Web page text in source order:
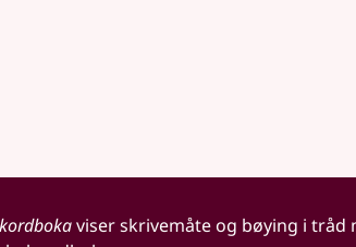
viser skrivemåte og bøying i tråd